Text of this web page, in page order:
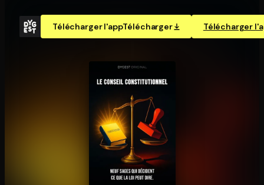
Télécharger l'appTélécharger Télécharger